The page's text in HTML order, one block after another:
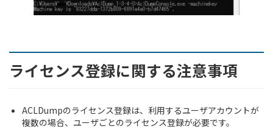
ライセンス登録に関する注意事項
ACLDumpのライセンス登録は、利用するユーザアカウントが
複数の場合、ユーザごとのライセンス登録が必要です。